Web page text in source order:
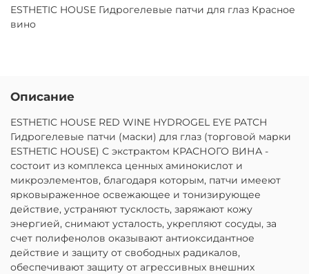
ESTHETIC HOUSE Гидрогелевые патчи для глаз Красное
вино
Описание
ESTHETIC HOUSE RED WINE HYDROGEL EYE PATCH
Гидрогелевые патчи (маски) для глаз (торговой марки
ESTHETIC HOUSE) С экстрактом КРАСНОГО ВИНА -
состоит из комплекса ценных аминокислот и
микроэлементов, благодаря которым, патчи имееют
ярковыраженное освежающее и тонизирующее
действие, устраняют тусклость, заряжают кожу
энергией, снимают усталость, укрепляют сосуды, за
счет полифенолов оказывают антиоксидантное
действие и защиту от свободных радикалов,
обеспечивают защиту от агрессивных внешних